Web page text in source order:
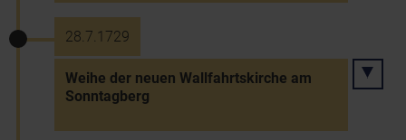
28.7.1729
Weihe der neuen Wallfahrtskirche am
Sonntagberg